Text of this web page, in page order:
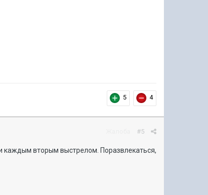
5 4
#5
вторым выстрелом. Поразвлекаться,